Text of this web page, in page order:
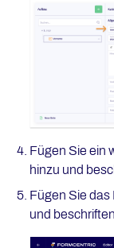
Fügen Sie ein
hinzu und
Fügen Sie
und